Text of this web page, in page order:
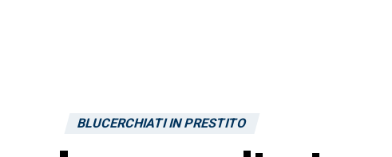
BLUCERCHIATI IN PRESTITO